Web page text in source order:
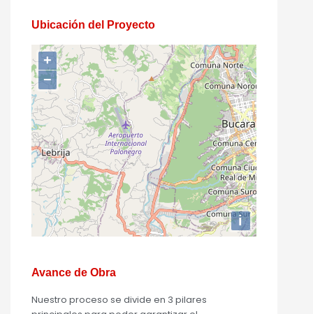
Ubicación del Proyecto
+
−
i
Avance de Obra
Nuestro proceso se divide en 3 pilares